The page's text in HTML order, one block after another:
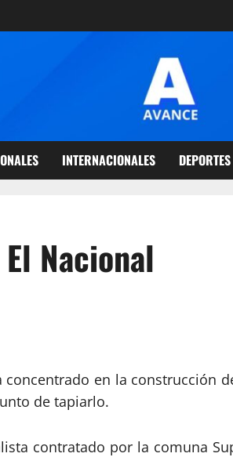
INTERNACIONALES DEPORTES
Nacional
en la construcción
de tapiarlo.
contratado por la comuna